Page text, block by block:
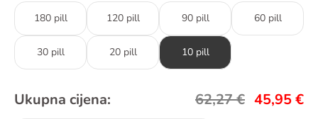
180 pill 120 pill 90 pill 60 pill
30 pill 20 pill 10 pill
Ukupna cijena: 62,27€ 45,95€